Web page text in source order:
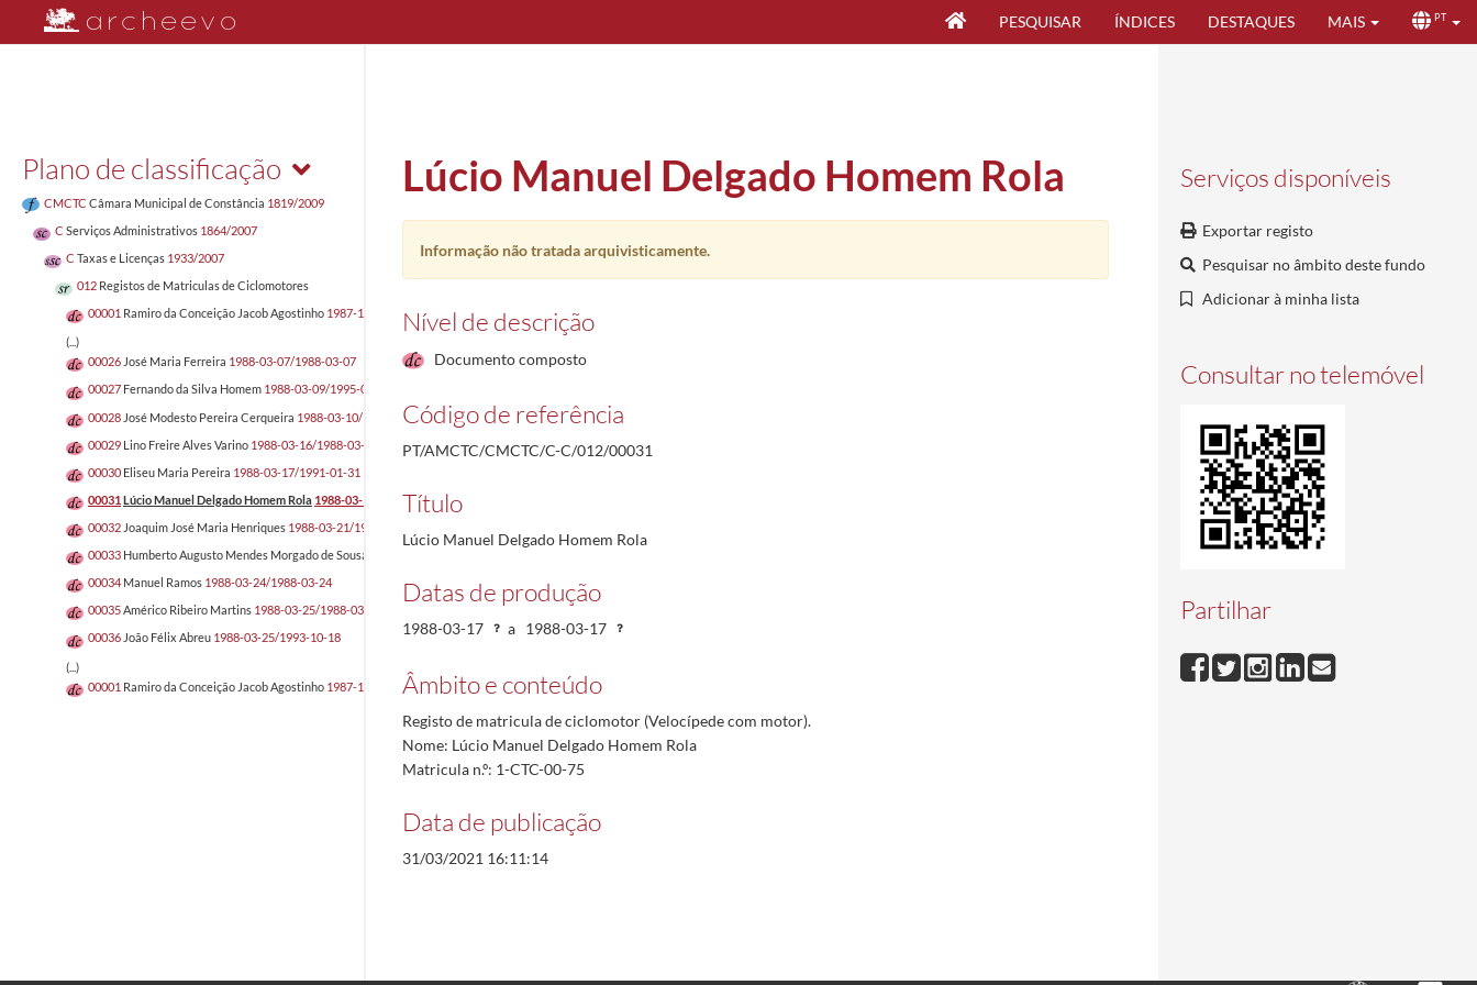
PESQUISAR ÍNDICES DESTAQUES MAIS PT
Plano de classificação
CMCTC Câmara Municipal de Constância 1819/2009
C Serviços Administrativos 1864/2007
C Taxas e Licenças 1933/2007
012 Registos de Matriculas de Ciclomotores
00001 Ramiro da Conceição Jacob Agostinho 1987-12-14/1987-12-21
(...)
00026 José Maria Ferreira 1988-03-07/1988-03-07
00027 Fernando da Silva Homem 1988-03-09/1995-04-12
00028 José Modesto Pereira Cerqueira 1988-03-10/1988-03-09
00029 Lino Freire Alves Varino 1988-03-16/1988-03-15
00030 Eliseu Maria Pereira 1988-03-17/1991-01-31
00031 Lúcio Manuel Delgado Homem Rola 1988-03-17/1988-03-17
00032 Joaquim José Maria Henriques 1988-03-21/1988-03-21
00033 Humberto Augusto Mendes Morgado de Sousa
00034 Manuel Ramos 1988-03-24/1988-03-24
00035Américo Ribeiro Martins 1988-03-25/1988-03-25
00036 João Félix Abreu 1988-03-25/1993-10-18
(...)
00001 Ramiro da Conceição Jacob Agostinho 1987-12-14/1987-12-21
Serviços disponíveis
Exportar registo
Pesquisar no âmbito deste fundo
Adicionar à minha lista
Consultar no telemóvel
Partilhar
Lúcio Manuel Delgado Homem Rola
Informação não tratada arquivisticamente.
Nível de descrição
Documento composto
Código de referência
PT/AMCTC/CMCTC/C-C/012/00031
Título
Lúcio Manuel Delgado Homem Rola
Datas de produção
1988-03-17 a 1988-03-17
Âmbito e conteúdo
Registo de matricula de ciclomotor (Velocípede com motor).
Nome: Lúcio Manuel Delgado Homem Rola
Matricula n.º: 1-CTC-00-75
Data de publicação
31/03/2021 16:11:14